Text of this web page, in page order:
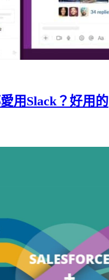
用Slack？好用的